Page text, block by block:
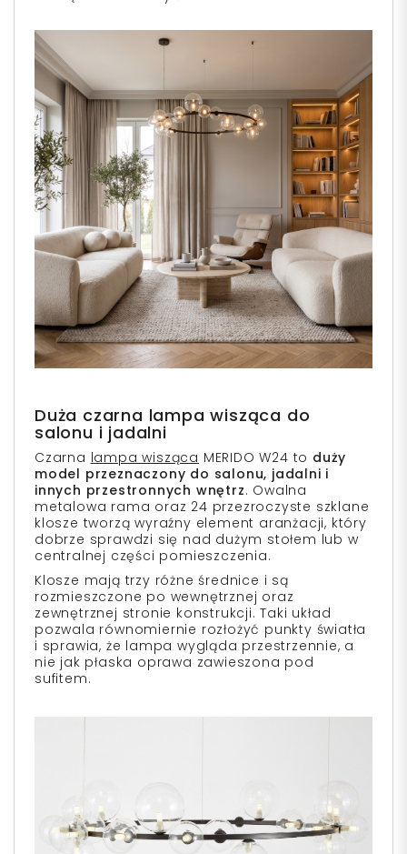
Duża czarna lampa wisząca do
salonu i jadalni
Czarna lampa wisząca MERIDO W24 to duży
model przeznaczony do salonu, jadalni i
innych przestronnych wnętrz. Owalna
metalowa rama oraz 24 przezroczyste szklane
klosze tworzą wyraźny element aranżacji, który
dobrze sprawdzi się nad dużym stołem lub w
centralnej części pomieszczenia.
Klosze mają trzy różne średnice i są
rozmieszczone po wewnętrznej oraz
zewnętrznej stronie konstrukcji. Taki układ
pozwala równomiernie rozłożyć punkty światła
i sprawia, że lampa wygląda przestrzennie, a
nie jak płaska oprawa zawieszona pod
sufitem.